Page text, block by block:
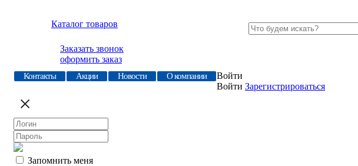
Каталог товаров
Заказать звонок
оформить заказ
Контакты Акции Новости О компании
Войти
Войти Зарегистрироваться
Запомнить меня